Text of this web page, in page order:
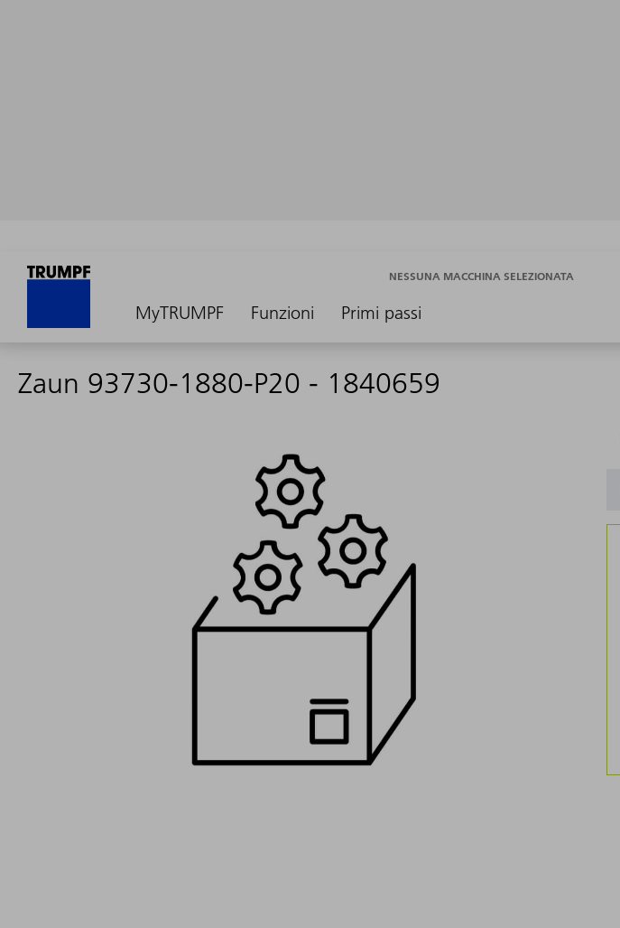
MyTRUMPF Funzioni Primi passi
NESSUNA MACCHINA SELEZIONATA
Zaun 93730-1880-P20 - 1840659